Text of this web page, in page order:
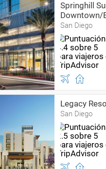
Springhill
Downtown/
San Diego
Legacy
San Diego